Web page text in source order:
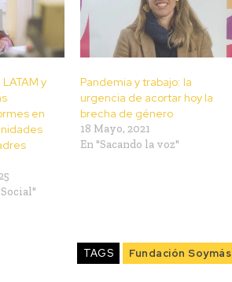
y
en
Pandemia y trabajo: la
urgencia de acortar hoy la
brecha de género
18 Mayo, 2021
En "Sacando la voz"
TAGS Fundación Soymás